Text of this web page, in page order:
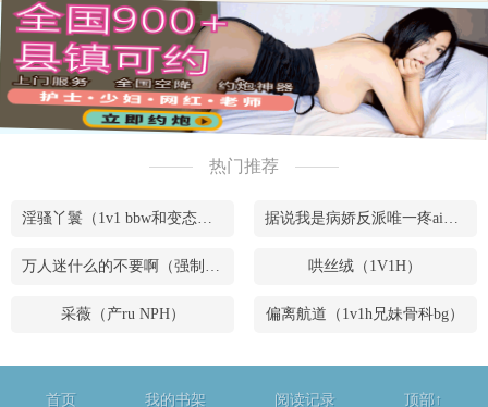
热门推荐
淫骚丫鬟（1v1 bbw和变态腹黑男） 据说我是病娇反派唯一疼ai的妹妹（兄妹骨）
万人迷什么的不要啊（强制NPH） 哄丝绒（1V1H）
采薇（产ru NPH） 偏离航道（1v1h兄妹骨科bg）
首页 我的书架 阅读记录 顶部↑